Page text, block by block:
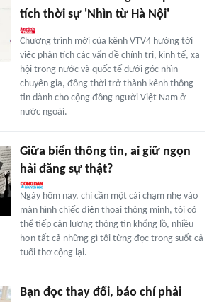
tích thời sự 'Nhìn từ Hà Nội'
Chương trình mới của kênh VTV4 hướng tới
việc phân tích các vấn đề chính trị, kinh tế, xã
hội trong nước và quốc tế dưới góc nhìn
chuyên gia, đồng thời trở thành kênh thông
tin dành cho cộng đồng người Việt Nam ở
nước ngoài.
Giữa biển thông tin, ai giữ ngọn
hải đăng sự thật?
Ngày hôm nay, chỉ cần một cái chạm nhẹ vào
màn hình chiếc điện thoại thông minh, tôi có
thể tiếp cận lượng thông tin khổng lồ, nhiều
hơn tất cả những gì tôi từng đọc trong suốt cả
tuổi thơ cộng lại.
Bạn đọc thay đổi, báo chí phải